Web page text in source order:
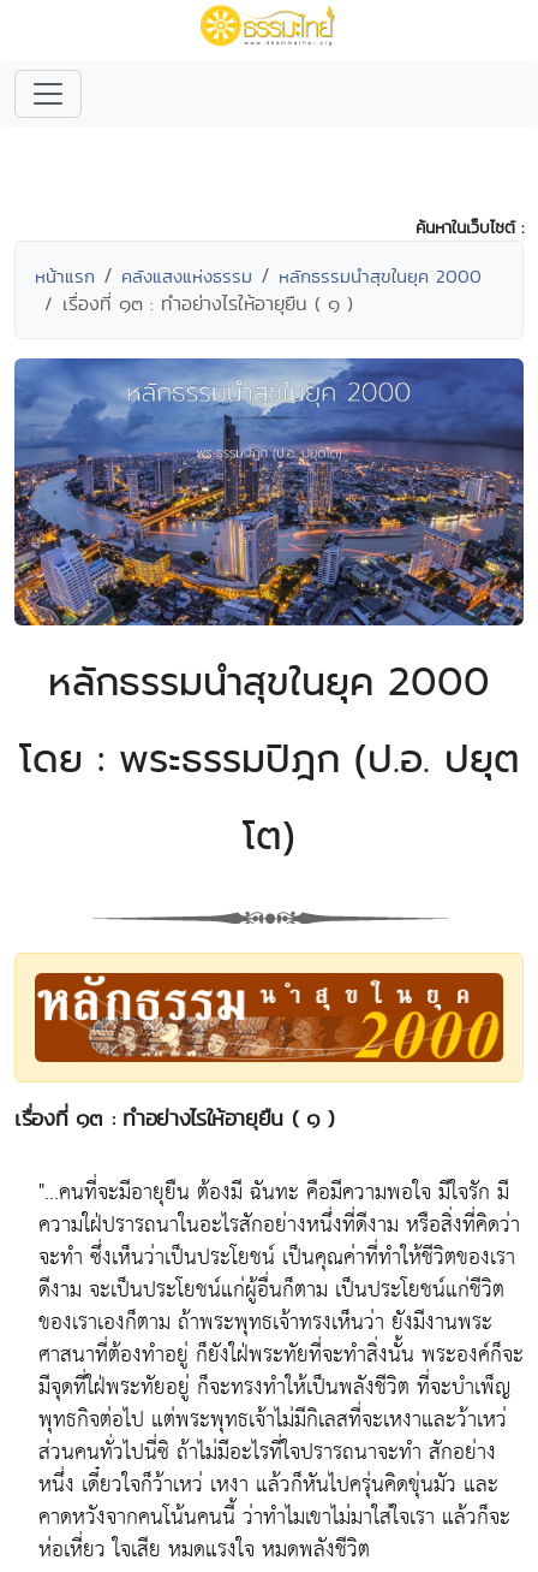
ค้นหาในเว็บไซต์ :
หน้าแรก คลังแสงแห่งธรรม หลักธรรมนำสุขในยุค 2000
เรื่องที่ ๑๓ : ทำอย่างไรให้อายุยืน ( ๑ )
หลักธรรมนำสุขในยุค 2000
โดย : พระธรรมปิฎก (ป.อ. ปยุต
โต)
เรื่องที่ ๑๓ : ทำอย่างไรให้อายุยืน ( ๑ )
"...คนที่จะมีอายุยืน ต้องมี ฉันทะ คือมีความพอใจ มีใจรัก มี
ความใฝ่ปรารถนาในอะไรสักอย่างหนึ่งที่ดีงาม หรือสิ่งที่คิดว่า
จะทำ ซึ่งเห็นว่าเป็นประโยชน์ เป็นคุณค่าที่ทำให้ชีวิตของเรา
ดีงาม จะเป็นประโยชน์แก่ผู้อื่นก็ตาม เป็นประโยชน์แก่ชีวิต
ของเราเองก็ตาม ถ้าพระพุทธเจ้าทรงเห็นว่า ยังมีงานพระ
ศาสนาที่ต้องทำอยู่ ก็ยังใฝ่พระทัยที่จะทำสิ่งนั้น พระองค์ก็จะ
มีจุดที่ใฝ่พระทัยอยู่ ก็จะทรงทำให้เป็นพลังชีวิต ที่จะบำเพ็ญ
พุทธกิจต่อไป แต่พระพุทธเจ้าไม่มีกิเลสที่จะเหงาและว้าเหว่
ส่วนคนทั่วไปนี่ซิ ถ้าไม่มีอะไรที่ใจปรารถนาจะทำ สักอย่าง
หนึ่ง เดี๋ยวใจก็ว้าเหว่ เหงา แล้วก็หันไปครุ่นคิดขุ่นมัว และ
คาดหวังจากคนโน้นคนนี้ ว่าทำไมเขาไม่มาใส่ใจเรา แล้วก็จะ
ห่อเหี่ยว ใจเสีย หมดแรงใจ หมดพลังชีวิต